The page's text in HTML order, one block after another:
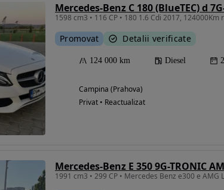
Mercedes-Benz C 180 (BlueTEC) d
1598 cm3 • 116 CP • 180 1.6 Cdi 2017,
Promovat Detalii verificate
124 000 km Diesel
Campina (Prahova)
Privat • Reactualizat
Mercedes-Benz E 350 9G-TRONIC
1991 cm3 • 299 CP • Mercedes Benz e300 e AMG